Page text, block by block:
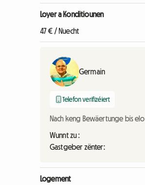
Loyer a Konditiounen
47 € / Nuecht
Germain
Telefon verifizéiert
Nach keng Bewäertunge bis elo
Wunnt zu :
Gastgeber zënter:
Logement